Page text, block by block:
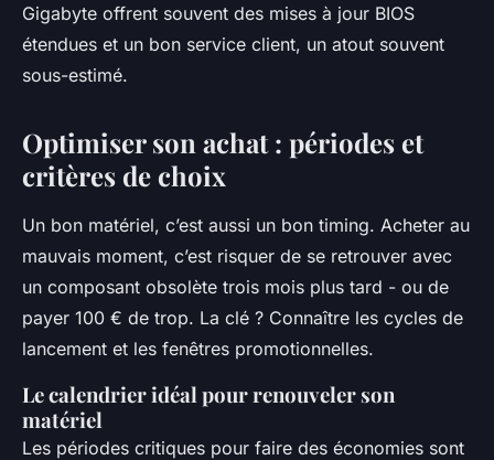
Gigabyte offrent souvent des mises à jour BIOS
étendues et un bon service client, un atout souvent
sous-estimé.
Optimiser son achat : périodes et
critères de choix
Un bon matériel, c’est aussi un bon timing. Acheter au
mauvais moment, c’est risquer de se retrouver avec
un composant obsolète trois mois plus tard - ou de
payer 100 € de trop. La clé ? Connaître les cycles de
lancement et les fenêtres promotionnelles.
Le calendrier idéal pour renouveler son
matériel
Les périodes critiques pour faire des économies sont